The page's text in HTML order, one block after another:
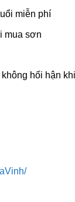
miễn phí
mua sơn
hối hận